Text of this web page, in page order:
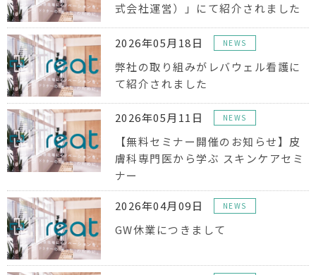
式会社運営）」にて紹介されました
2026年05月18日 NEWS
弊社の取り組みがレバウェル看護に
て紹介されました
2026年05月11日 NEWS
【無料セミナー開催のお知らせ】皮
膚科専門医から学ぶ スキンケアセミ
ナー
2026年04月09日 NEWS
GW休業につきまして